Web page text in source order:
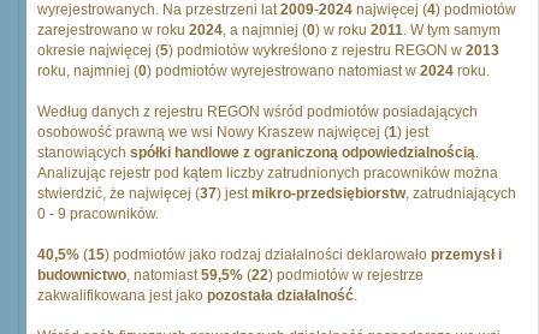
wyrejestrowanych. Na przestrzeni lat2009-2024 najwięcej (4) podmiotów
zarejestrowano w roku 2024, a najmniej (0) w roku 2011. W tym samym
okresie najwięcej (5) podmiotów wykreślono z rejestru REGON w 2013
roku, najmniej (0) podmiotów wyrejestrowano natomiast w 2024 roku.
Według danych z rejestru REGON wśród podmiotów posiadających
osobowość prawną we wsi Nowy Kraszew najwięcej (1) jest
stanowiących spółki handlowe z ograniczoną odpowiedzialnością.
Analizując rejestr pod kątem liczby zatrudnionych pracowników można
stwierdzić, że najwięcej (37) jestmikro-przedsiębiorstw, zatrudniających
0 - 9 pracowników.
40,5% (15) podmiotów jako rodzaj działalności deklarowało przemysł i
budownictwo, natomiast59,5% (22) podmiotów w rejestrze
zakwalifikowana jest jako pozostała działalność.